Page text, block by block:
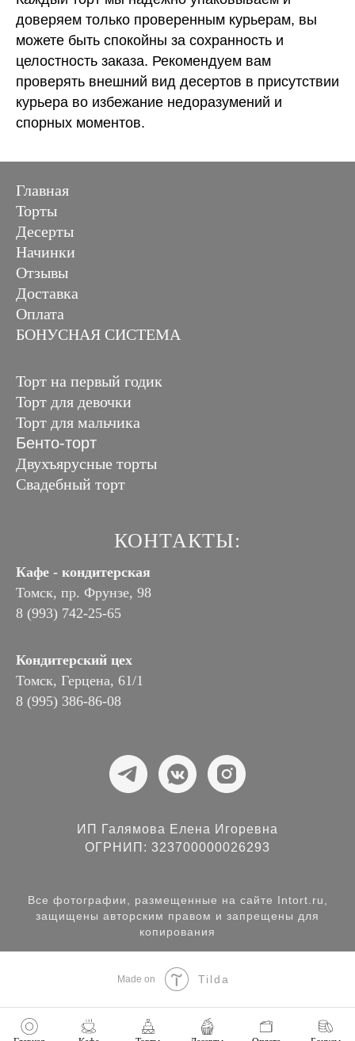
доверяем только проверенным курьерам, вы
можете быть спокойны за сохранность и
целостность заказа. Рекомендуем вам
проверять внешний вид десертов в присутствии
курьера во избежание недоразумений и
спорных моментов.
Главная
Торты
Десерты
Начинки
Отзывы
Доставка
Оплата
БОНУСНАЯ СИСТЕМА
Торт на первый годик
Торт для девочки
Торт для мальчика
Бенто-торт
Двухъярусные торты
Свадебный торт
КОНТАКТЫ:
Кафе - кондитерская
Томск, пр. Фрунзе, 98
8 (993) 742-25-65
Кондитерский цех
Томск, Герцена, 61/1
8 (995) 386-86-08
ИП Галямова Елена Игоревна
ОГРНИП: 323700000026293
Все фотографии, размещенные на сайте Intort.ru,
защищены авторским правом и запрещены для
копирования
Made on Tilda